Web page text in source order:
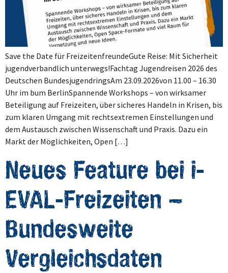
Save the Date für Freizeitenfreunde⁠Gute Reise: Mit Sicherheit
jugendverbandlich unterwegs!⁠Fachtag Jugendreisen 2026 des
Deutschen Bundesjugendrings⁠⁠Am 23.09.2026⁠von 11.00 – 16.30
Uhr im bum Berlin⁠⁠Spannende Workshops – von wirksamer
Beteiligung auf Freizeiten, über sicheres Handeln in Krisen, bis
zum klaren Umgang mit rechtsextremen Einstellungen und
dem Austausch zwischen Wissenschaft und Praxis. Dazu ein
Markt der Möglichkeiten, Open […]
Neues Feature bei i-
EVAL-Freizeiten –
Bundesweite
Vergleichsdaten